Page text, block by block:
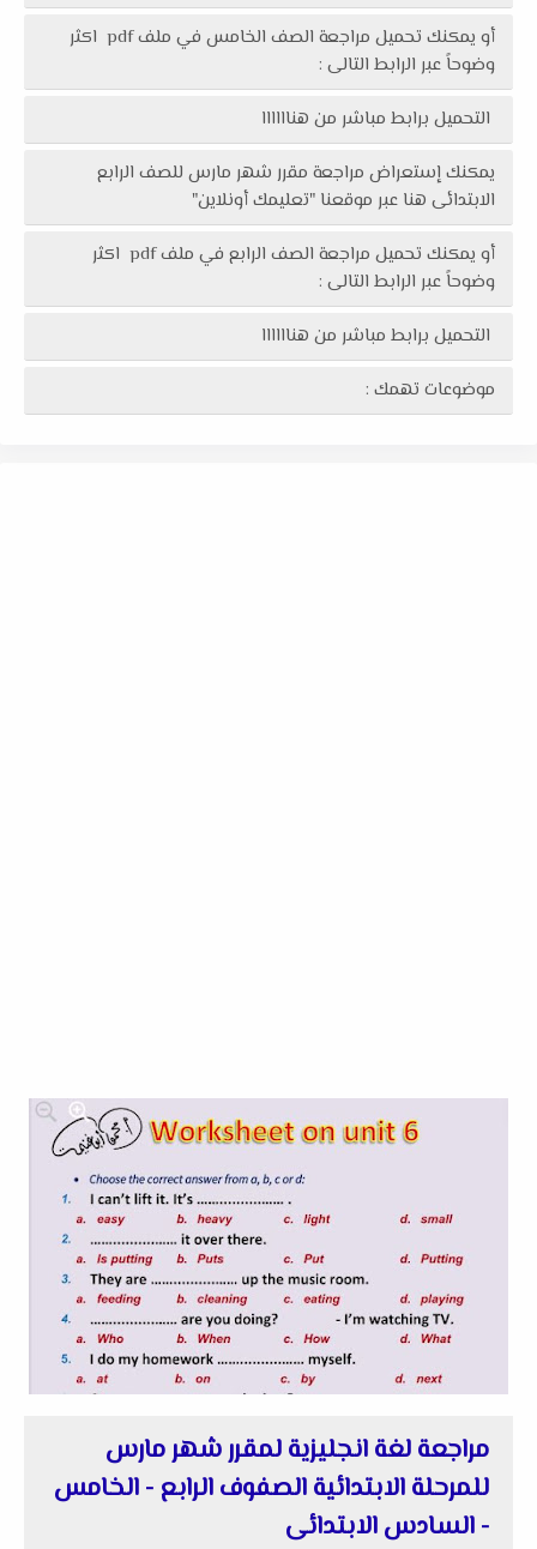
أو يمكنك تحميل مراجعة الصف الخامس في ملف pdf اكثر
وضوحاً عبر الرابط التالى :
التحميل برابط مباشر من هناااااا
يمكنك إستعراض مراجعة مقرر شهر مارس للصف الرابع
الابتدائى هنا عبر موقعنا "تعليمك أونلاين"
أو يمكنك تحميل مراجعة الصف الرابع في ملف pdf اكثر
وضوحاً عبر الرابط التالى :
التحميل برابط مباشر من هناااااا
موضوعات تهمك :
مراجعة لغة انجليزية لمقرر شهر مارس
للمرحلة الابتدائية الصفوف الرابع - الخامس
- السادس الابتدائى